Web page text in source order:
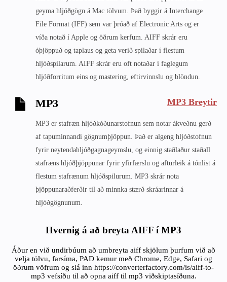
geyma hljóðgögn á Mac tölvum. Það byggir á Interchange
File Format (IFF) sem var þróað af Electronic Arts og er
víða notað í Apple og öðrum kerfum. AIFF skrár eru
óþjöppuð og taplaus og geta verið spilaðar í flestum
hljóðspilarum. AIFF skrár eru oft notaðar í faglegum
hljóðforritum eins og mastering, eftirvinnslu og blöndun.
MP3 MP3 Breytir
MP3 er stafræn hljóðkóðunarstofnun sem notar ákveðnu gerð
af tapuminnandi gögnumþjöppun. Það er algeng hljóðstofnun
fyrir neytendahljóðgagnageymslu, og einnig staðlaður staðall
stafræns hljóðþjöppunar fyrir yfirfærslu og afturleik á tónlist á
flestum stafrænum hljóðspilurum. MP3 skrár nota
þjöppunaraðferðir til að minnka stærð skráarinnar á
hljóðgögnunum.
Hvernig á að breyta AIFF í MP3
Áður en við undirbúum að umbreyta aiff skjölum þurfum við að
velja tölvu, farsíma, PAD kemur með Chrome, Edge, Safari og
öðrum vöfrum og slá inn https://converterfactory.com/is/aiff-to-
mp3 vefsíðu til að opna aiff til mp3 viðskiptasíðuna.